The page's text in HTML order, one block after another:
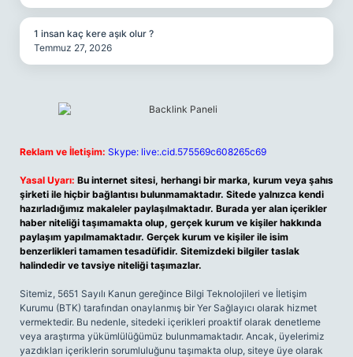
1 insan kaç kere aşık olur ?
Temmuz 27, 2026
Reklam ve İletişim: Skype: live:.cid.575569c608265c69
Yasal Uyarı: Bu internet sitesi, herhangi bir marka, kurum veya şahıs
şirketi ile hiçbir bağlantısı bulunmamaktadır. Sitede yalnızca kendi
hazırladığımız makaleler paylaşılmaktadır. Burada yer alan içerikler
haber niteliği taşımamakta olup, gerçek kurum ve kişiler hakkında
paylaşım yapılmamaktadır. Gerçek kurum ve kişiler ile isim
benzerlikleri tamamen tesadüfidir. Sitemizdeki bilgiler taslak
halindedir ve tavsiye niteliği taşımazlar.
Sitemiz, 5651 Sayılı Kanun gereğince Bilgi Teknolojileri ve İletişim
Kurumu (BTK) tarafından onaylanmış bir Yer Sağlayıcı olarak hizmet
vermektedir. Bu nedenle, sitedeki içerikleri proaktif olarak denetleme
veya araştırma yükümlülüğümüz bulunmamaktadır. Ancak, üyelerimiz
yazdıkları içeriklerin sorumluluğunu taşımakta olup, siteye üye olarak